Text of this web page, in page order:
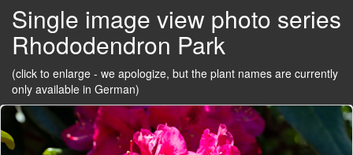
Single image view photo series
Rhododendron Park
(click to enlarge - we apologize, but the plant names are currently
only available in German)